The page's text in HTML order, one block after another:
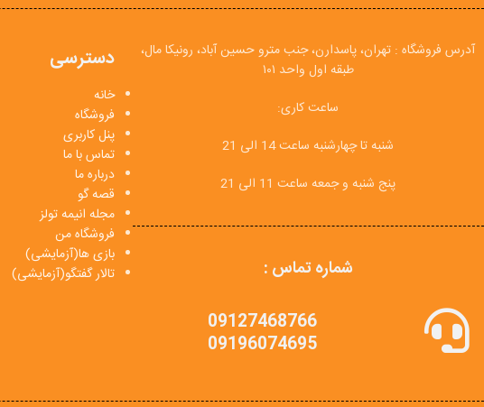
آدرس فروشگاه : تهران، پاسدارن، جنب مترو حسین آباد، رونیکا مال،
طبقه اول واحد ۱۰۱
ساعت کاری:
شنبه تا چهارشنبه ساعت 14 الی 21
پنج شنبه و جمعه ساعت 11 الی 21
شماره تماس :
09127468766
09196074695
دسترسی
خانه
فروشگاه
پنل کاربری
تماس با ما
درباره ما
قصه گو
مجله انیمه تولز
فروشگاه من
بازی ها(آزمایشی)
تالار گفتگو(آزمایشی)